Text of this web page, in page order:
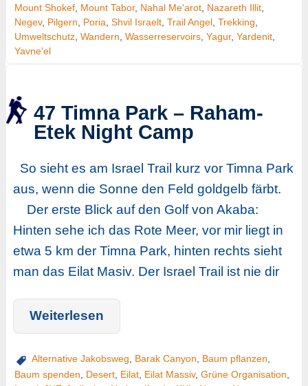
Mount Shokef, Mount Tabor, Nahal Me'arot, Nazareth Illit,
Negev, Pilgern Poria Shvil Israelt, Trail Angel, Trekking
Umweltschutz, Wandern Wasserreservoirs, Yagur, Yardenit,
Yavne'el
47 Timna Park – Raham-
Etek Night Camp
So sieht es am Israel Trail kurz vor Timna Park
aus, wenn die Sonne den Feld goldgelb färbt.
Der erste Blick auf den Golf von Akaba:
Hinten sehe ich das Rote Meer, vor mir liegt in
etwa 5 km der Timna Park, hinten rechts sieht
man das Eilat Masiv. Der Israel Trail ist nie dir
Weiterlesen
Alternative Jakobsweg, Barak Canyon, Baum pflanzen,
Baum spenden
Desert, Eilat, Eilat Massiv, Grüne Organisation